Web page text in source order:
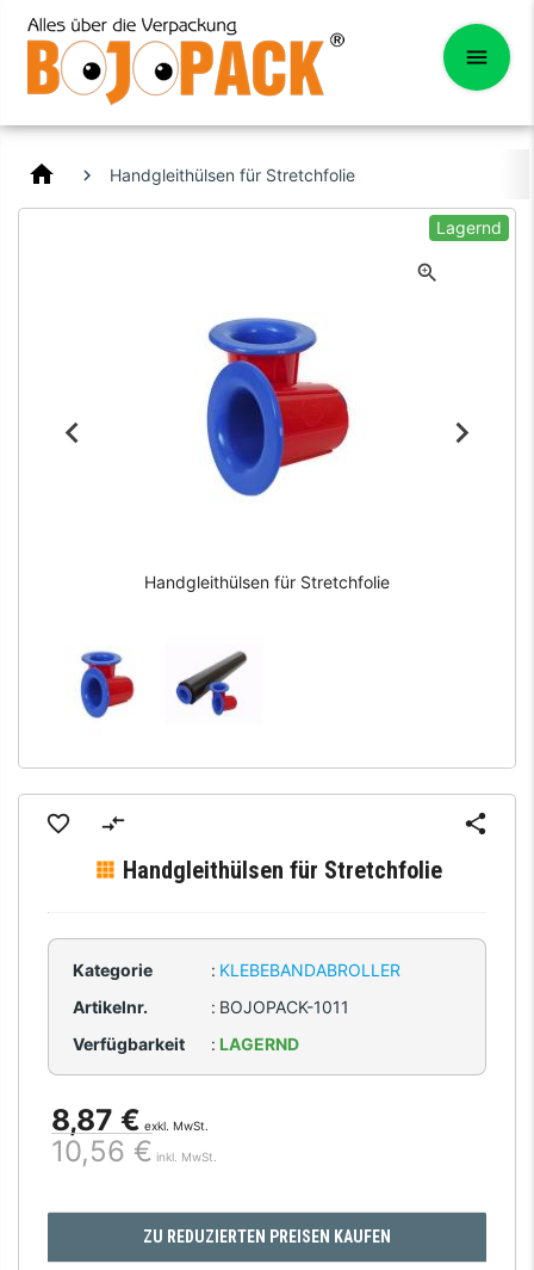
home Handgleithülsen für Stretchfolie
Lagernd
Handgleithülsen für Stretchfolie
Handgleithülsen für Stretchfolie
Kategorie : KLEBEBANDABROLLER
Artikelnr.
: BOJOPACK-1011
Verfügbarkeit
: LAGERND
8,87 € exkl. MwSt.
10,56 € inkl. MwSt.
ZU REDUZIERTEN PREISEN KAUFEN